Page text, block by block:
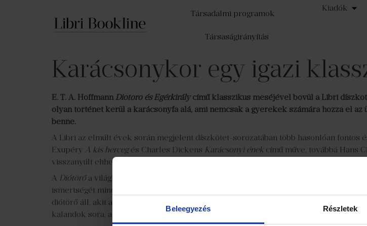
Beleegyezés Részletek
Társadalmi programok
Társaságirányítás
Kiadók
Karácsonykor egy igazi
E. T. A. Hoffmann Diótörő és Egérkirálycímű klasszikus meséjével bővül a Libri
olyan történet kerül a karácsonyfa alá, ami nemcsak a gyerekek számára hozza el
benne.
A Libri az elmúlt évek során megjelent díszkötet-sorozatában több hasonlóan
Exupéry A kis hercegés Charles Dickens Karácsonyi ének című műve, továbbá Hans
visszanyúlt ehhez a hagyományhoz és E. T. A Hoffman 1816-ban megjelent,
A Diótörőa világirodalom egyik legismertebb alkotásaként számos feldolgozást,
ismertségét minden bizonnyal Csajkovszkij lenyűgöző balettjének köszönheti.
diótörő áll, akit a kislány odaadó szeretettel megjavít. Éjjel aztán Diótörő és az
kalandok sora, ahol főhősnőnk képzelete szárnyain, Diótörő kíséretében utazza be